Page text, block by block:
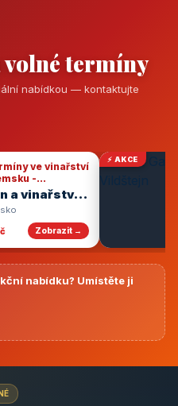
termíny
nabídkou — kontaktujte
ve vinařství
-
vín
a vinařství
Zobrazit →
⚡ AKCE
nabídku? Umístěte ji